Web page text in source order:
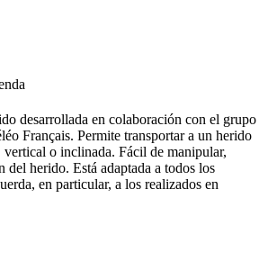
desarrollada en colaboración con el grupo
Français. Permite transportar a un herido
o inclinada. Fácil de manipular,
herido. Está adaptada a todos los
en particular, a los realizados en